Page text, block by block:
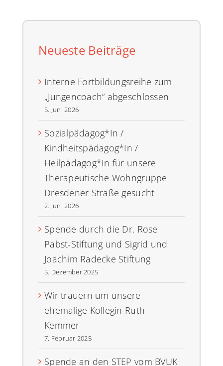
Neueste Beiträge
Interne Fortbildungsreihe zum
„Jungencoach“ abgeschlossen
5. Juni 2026
Sozialpädagog*In /
Kindheitspädagog*In /
Heilpädagog*In für unsere
Therapeutische Wohngruppe
Dresdener Straße gesucht
2. Juni 2026
Spende durch die Dr. Rose
Pabst-Stiftung und Sigrid und
Joachim Radecke Stiftung
5. Dezember 2025
Wir trauern um unsere
ehemalige Kollegin Ruth
Kemmer
7. Februar 2025
Spende an den STEP vom BVUK